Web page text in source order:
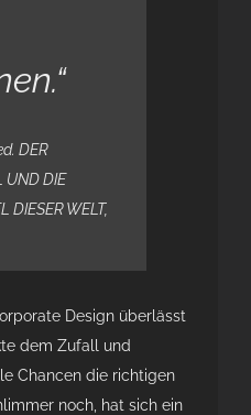
DER
UND DIE
DIESER WELT,
Design überlässt
dem Zufall und
Chancen die richtigen
noch, hat sich ein